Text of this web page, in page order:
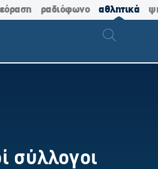
ραδιόφωνο αθλητικά
σύλλογοι